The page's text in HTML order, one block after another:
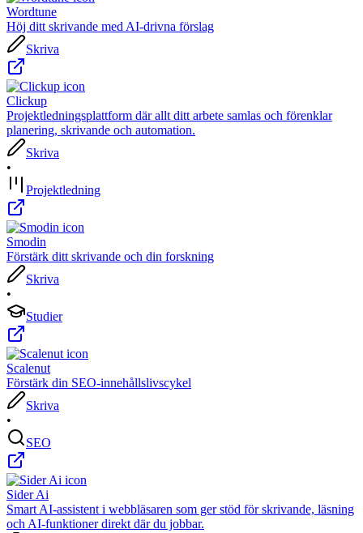
Wordtune
Höj ditt skrivande med AI-drivna förslag
Skriva
Clickup
Projektledningsplattform där allt ditt arbete samlas och förenklar
planering, skrivande och automation.
Skriva
•
Projektledning
Smodin
Förstärk ditt skrivande och din forskning
Skriva
•
Studier
Scalenut
Förstärk din SEO-innehållslivscykel
Skriva
•
SEO
Sider Ai
Smart AI-assistent i webbläsaren som ger stöd för skrivande, läsning
och AI-funktioner direkt där du jobbar.